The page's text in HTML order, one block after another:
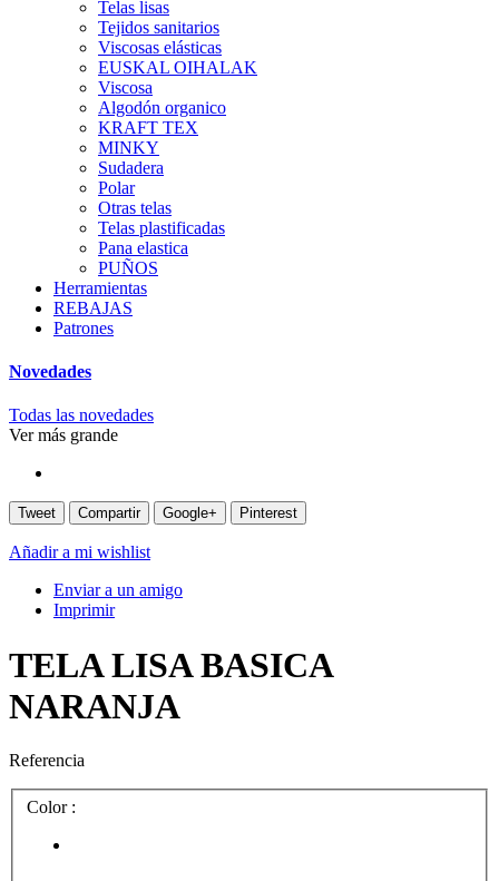
Telas lisas
Tejidos sanitarios
Viscosas elásticas
EUSKAL OIHALAK
Viscosa
Algodón organico
KRAFT TEX
MINKY
Sudadera
Polar
Otras telas
Telas plastificadas
Pana elastica
PUÑOS
Herramientas
REBAJAS
Patrones
Novedades
Todas las novedades
Ver más grande
Tweet Compartir Google+ Pinterest
Añadir a mi wishlist
Enviar a un amigo
Imprimir
TELA LISA BASICA
NARANJA
Referencia
Color :